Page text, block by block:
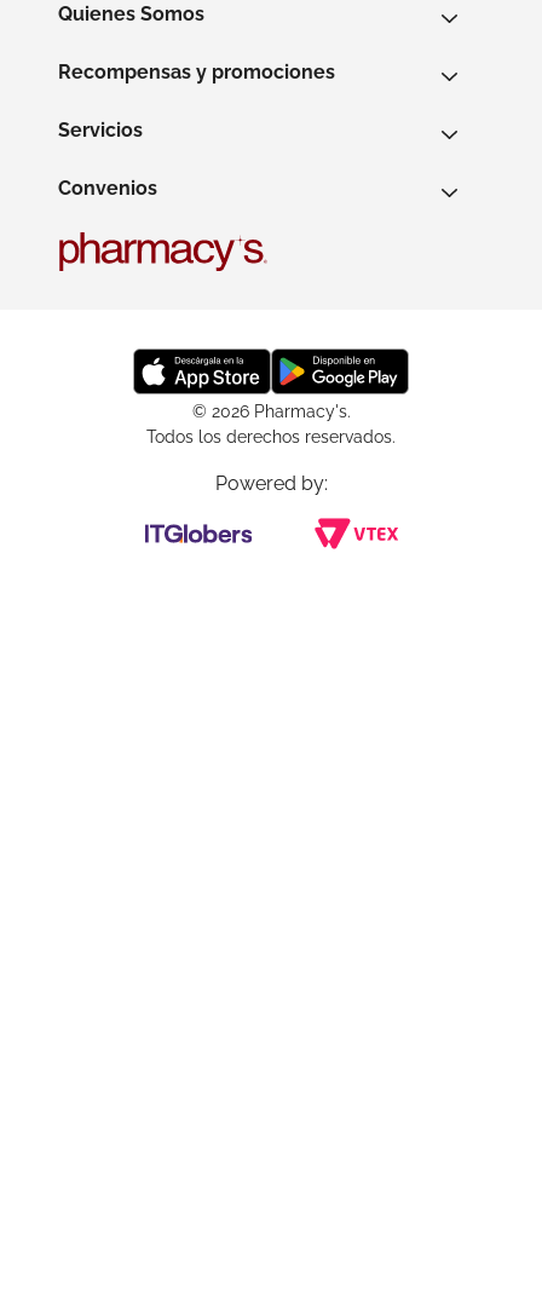
Quienes Somos
Recompensas y promociones
Servicios
Convenios
© 2026 Pharmacy's.
Todos los derechos reservados.
Powered by: